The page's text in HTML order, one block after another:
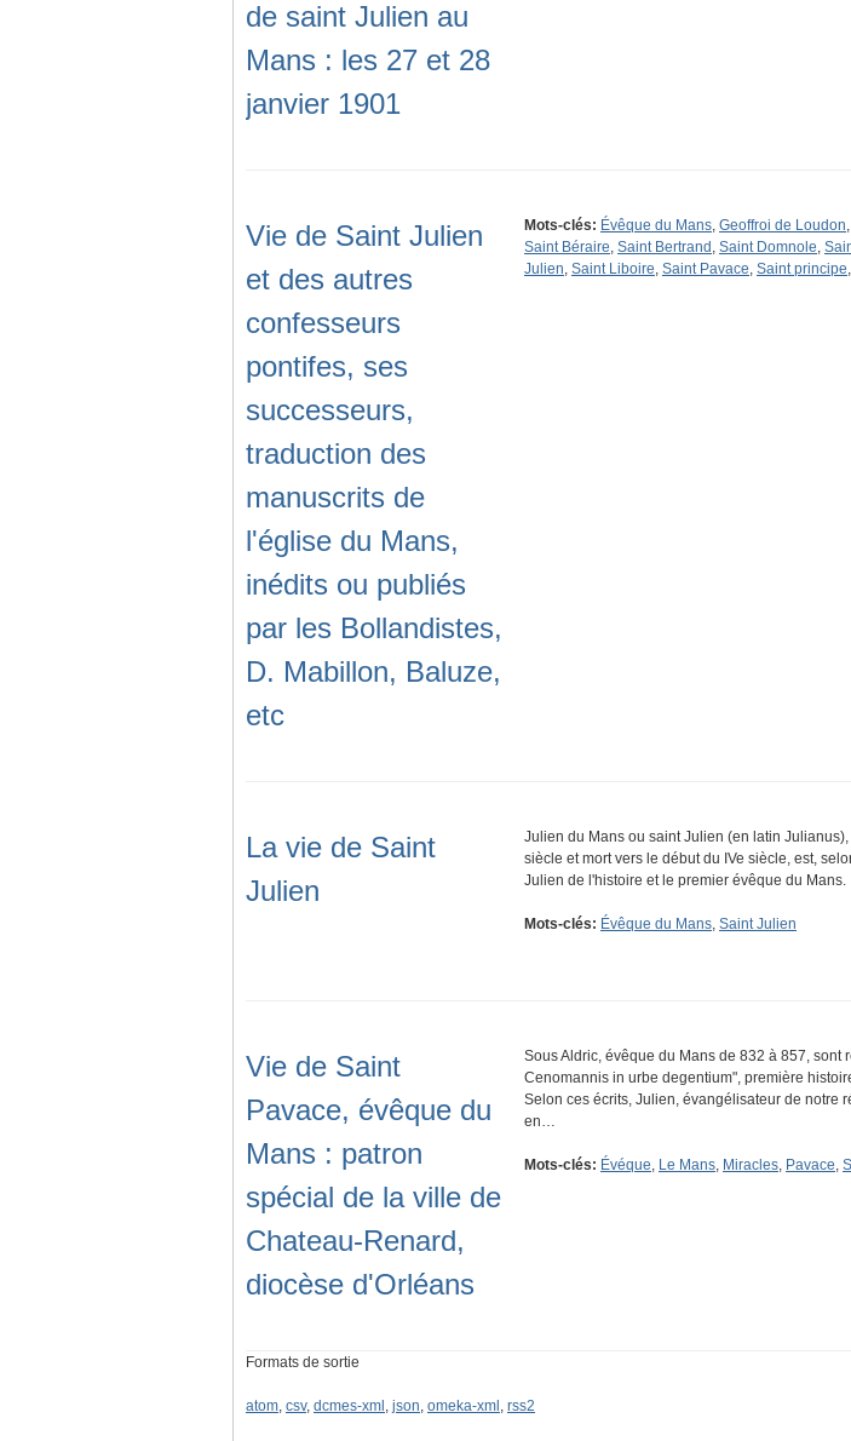
de saint Julien au
Mans : les 27 et 28
janvier 1901
Vie de Saint Julien
et des autres
confesseurs
pontifes, ses
successeurs,
traduction des
manuscrits de
l'église du Mans,
inédits ou publiés
par les Bollandistes,
D. Mabillon, Baluze,
etc
Mots-clés: Évêque du Mans, Geoffroi de Loudon,
Saint Béraire, Saint Bertrand , Saint Domnole,
Julien, Saint Liboire, Saint Pavace, Saint principe,
La vie de Saint
Julien
Julien du Mans ou saint Julien (en latin
siècle et mort vers le début du IVe siècle, est,
Julien de l'histoire et le premier évêque du Mans.
Mots-clés: Évêque du Mans, Saint Julien
Vie de Saint
Pavace, évêque du
Mans : patron
spécial de la ville de
Chateau-Renard,
diocèse d'Orléans
Sous Aldric, évêque du Mans de 832 à 857, sont
Cenomannis in urbe degentium", première
Selon ces écrits, Julien, évangélisateur de notre
en…
Mots-clés: Évéque, Le Mans, Miracles, Pavace,
Formats de sortie
atom, csv, dcmes-xml , json, omeka-xml , rss2